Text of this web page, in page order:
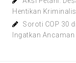
Hentikan
Soroti COP 30
Ingatkan